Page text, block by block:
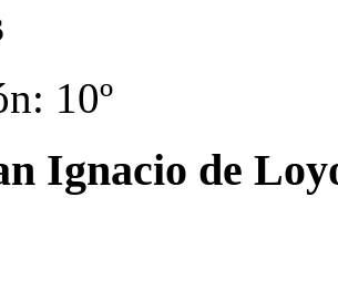
10º
Ignacio de